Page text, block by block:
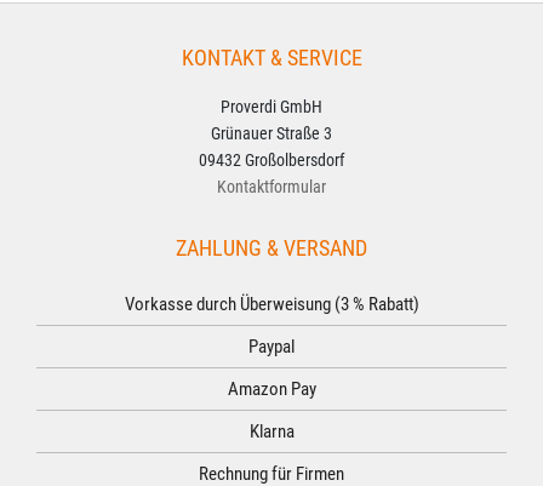
KONTAKT & SERVICE
Proverdi GmbH
Grünauer Straße 3
09432 Großolbersdorf
Kontaktformular
ZAHLUNG & VERSAND
Vorkasse durch Überweisung (3 % Rabatt)
Paypal
Amazon Pay
Klarna
Rechnung für Firmen